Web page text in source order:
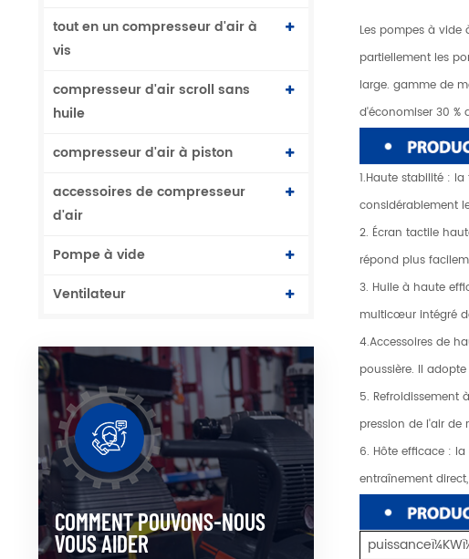
tout en un compresseur d'air à
vis
compresseur d'air scroll sans
huile
compresseur d'air à piston
accessoires de compresseur
d'air
Pompe à vide
Ventilateur
COMMENT POUVONS-NOUS
VOUS AIDER
Les pompes à
partiellement les
large. gamme de
d'économiser 30
1.Haute stabilité :
considérablement
2. Écran tactile
répond plus
3. Huile à haute
multicœur intégré
4.Accessoires de
poussière. Il
5. Refroidissement
pression de l'air de
6. Hôte efficace :
entraînement